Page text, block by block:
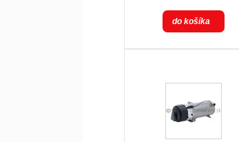
do košíka